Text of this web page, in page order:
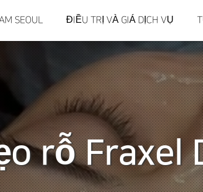
SEOUL ĐIỀU TRỊ VÀ GIÁ DỊCH VỤ
rỗ Fraxel